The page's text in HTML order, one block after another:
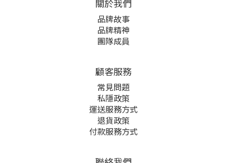
關於我們
品牌故事
品牌精神
團隊成員
顧客服務
常見問題
私隱政策
運送服務方式
退貨政策
付款服務方式